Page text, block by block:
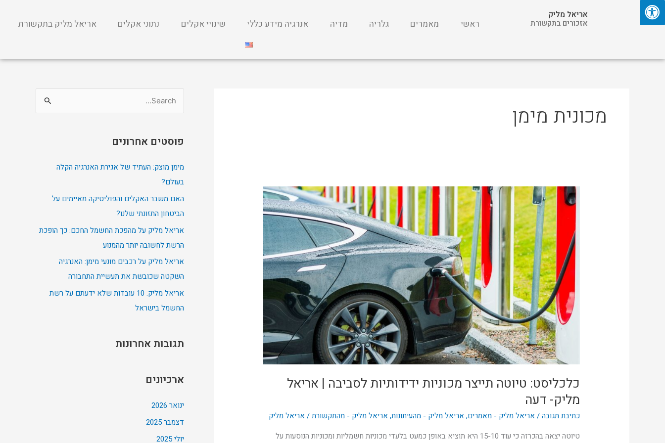
דילוג
לתוכן
אריאל מליק
אזכורים בתקשורת
ראשי מאמרים גלריה מדיה אנרגיה מידע כללי שינויי אקלים נתוני אקלים אריאל מליק בתקשורת
מכונית מימן
כלכליסט: טיוטה תייצר מכוניות ידידותיות לסביבה | אריאל
מליק- דעה
כתיבת תגובה/ אריאל מליק - מאמרים, אריאל מליק - מהעיתונות, אריאל מליק - מהתקשורת/ אריאל מליק
טיוטה יצאה בהכרזה כי עוד 15-10 היא תוציא באופן כמעט בלעדי מכוניות חשמליות ומכוניות הנוסעות על
כלכליסט:
טיוטה
מכוניות
ידידותיות
לסביבה
אריאל
דעה
r
:
פוסטים אחרונים
מימן מוצק: העתיד של אגירת האנרגיה הקלה
בעולם?
האם משבר האקלים והפוליטיקה מאיימים על
הביטחון התזונתי שלנו?
אריאל מליק על מהפכת החשמל החכם: כך הופכת
הרשת לחשובה יותר מהמנוע
אריאל מליק על רכבים מונעי מימן: האנרגיה
השקטה שכובשת את תעשיית התחבורה
אריאל מליק: 10 עובדות שלא ידעתם על רשת
החשמל בישראל
תגובות אחרונות
ארכיונים
ינואר 2026
דצמבר 2025
יולי 2025